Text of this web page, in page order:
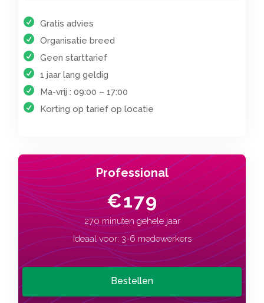
Gratis advies
Organisatie breed
Geen starttarief
1 jaar lang geldig
Ma-vrij : 09:00 – 17:00
Korting op tarief op locatie
Professional
€179
270 minuten gehele jaar
Ideaal voor: 3-6 medewerkers
Bestellen